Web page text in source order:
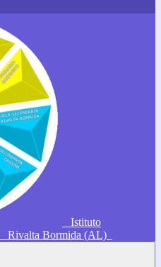
Istituto
Rivalta Bormida (AL)